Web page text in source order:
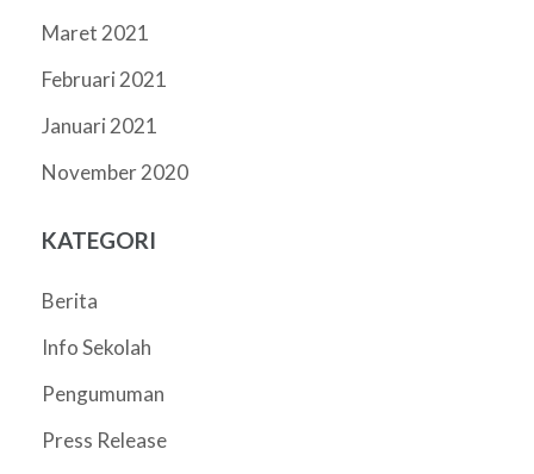
Maret 2021
Februari 2021
Januari 2021
November 2020
KATEGORI
Berita
Info Sekolah
Pengumuman
Press Release